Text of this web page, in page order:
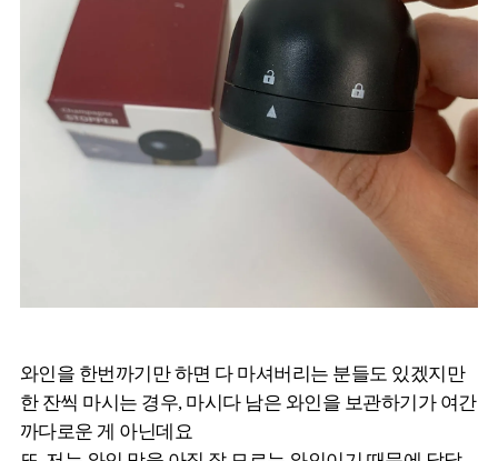
와인을 한번까기만 하면 다 마셔버리는 분들도 있겠지만
한 잔씩 마시는 경우, 마시다 남은 와인을 보관하기가 여간
까다로운 게 아닌데요